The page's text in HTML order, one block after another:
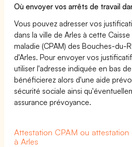
Où envoyer vos arrêts de travail
Vous pouvez adresser vos
dans la ville de Arles à cette
maladie (CPAM) des Bouches-du-
d'Arles. Pour envoyer vos
utiliser l'adresse indiquée en bas
bénéficierez alors d'une aide
sécurité sociale ainsi
assurance prévoyance.
Attestation CPAM ou attestation
à Arles